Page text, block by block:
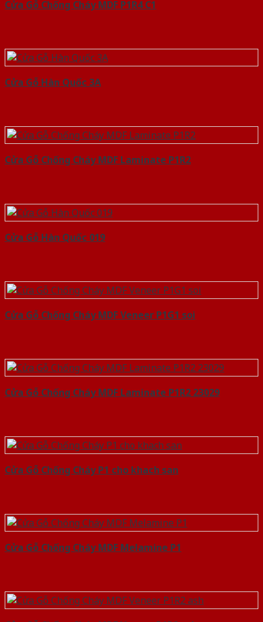
Cửa Gỗ Chống Cháy MDF P1R4 C1
Cửa Gỗ Hàn Quốc 3A
Cửa Gỗ Chống Cháy MDF Laminate P1R2
Cửa Gỗ Hàn Quốc 019
Cửa Gỗ Chống Cháy MDF Veneer P1G1 soi
Cửa Gỗ Chống Cháy MDF Laminate P1R2 23029
Cửa Gỗ Chống Cháy P1 cho khach san
Cửa Gỗ Chống Cháy MDF Melamine P1